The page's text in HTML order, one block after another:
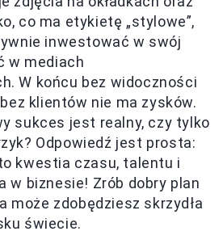
co ma etykietę „stylowe”,
inwestować w swój
w mediach
W końcu bez widoczności
klientów nie ma zysków.
sukces jest realny, czy tylko
Odpowiedź jest prosta:
kwestia czasu, talentu i
w biznesie! Zrób dobry plan
może zdobędziesz skrzydła
świecie.